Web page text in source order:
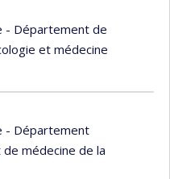
- Département de
et médecine
- Département
médecine de la